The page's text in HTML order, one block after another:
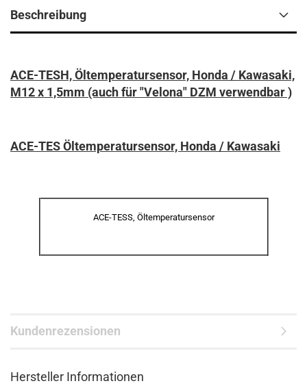
Beschreibung
ACE-TESH, Öltemperatursensor, Honda / Kawasaki,
M12 x 1,5mm (auch für "Velona" DZM verwendbar )
ACE-TES Öltemperatursensor, Honda / Kawasaki
ACE-TESS, Öltemperatursensor
Kundenrezensionen
Hersteller Informationen